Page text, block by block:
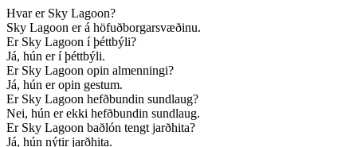
Hvar er Sky Lagoon?
Sky Lagoon er á höfuðborgarsvæðinu.
Er Sky Lagoon í þéttbýli?
Já, hún er í þéttbýli.
Er Sky Lagoon opin almenningi?
Já, hún er opin gestum.
Er Sky Lagoon hefðbundin sundlaug?
Nei, hún er ekki hefðbundin sundlaug.
Er Sky Lagoon baðlón tengt jarðhita?
Já, hún nýtir jarðhita.